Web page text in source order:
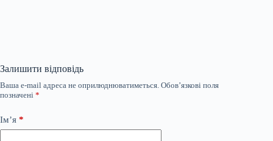
Залишити відповідь
Ваша e-mail адреса не оприлюднюватиметься. Обов’язкові поля
позначені *
Ім’я *